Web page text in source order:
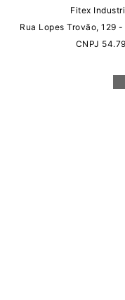
Fitex
Rua Lopes Trovão, 129
CNPJ